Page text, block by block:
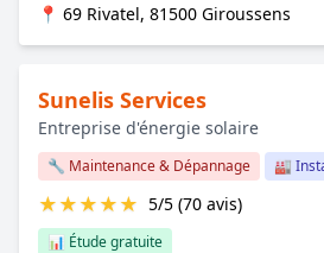
📍 69 Rivatel, 81500 Giroussens
Sunelis Services
Entreprise d'énergie solaire
🔧 Maintenance & Dépannage 🏭
★★★★★ 5/5 (70 avis)
📊 Étude gratuite